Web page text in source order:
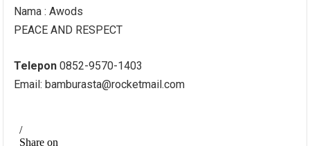
Nama : Awods
PEACE AND RESPECT
Telepon 0852-9570-1403
Email: bamburasta@rocketmail.com